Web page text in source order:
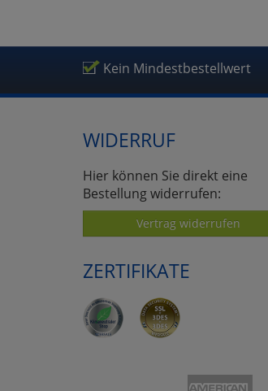
Kein Mindestbestellwert
WIDERRUF
Hier können Sie direkt eine
Bestellung widerrufen:
Vertrag widerrufen
ZERTIFIKATE